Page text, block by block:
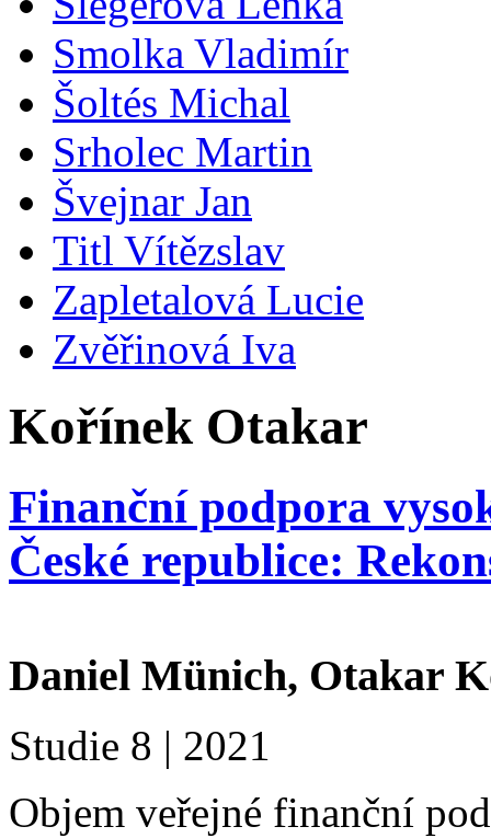
Smolka Vladimír
Šoltés Michal
Srholec Martin
Švejnar Jan
Titl Vítězslav
Zapletalová Lucie
Zvěřinová Iva
Kořínek Otakar
Finanční podpora
České republice:
Daniel Münich, Otakar
Studie 8 | 2021
Objem veřejné finanční